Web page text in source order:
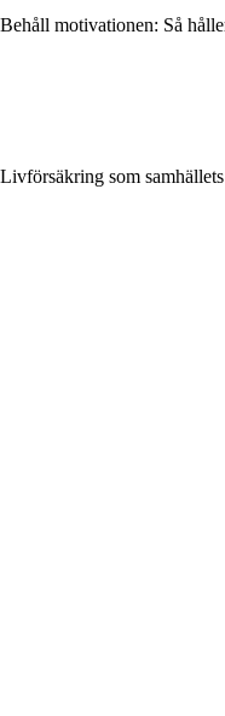
Behåll motivationen: Så
Livförsäkring som